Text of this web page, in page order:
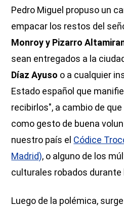
Pedro Miguel propuso un
empacar los restos del
Monroy y Pizarro
sean entregados a la
Díaz Ayuso o a cualquier
Estado español que
recibirlos", a cambio de que
como gesto de buena
nuestro país el Códice
Madrid), o alguno de los
culturales robados durante
Luego de la polémica,